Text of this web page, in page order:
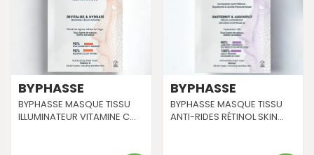
BYPHASSE
BYPHASSE MASQUE TISSU
ILLUMINATEUR VITAMINE C...
BYPHASSE
BYPHASSE MASQUE TISSU
ANTI-RIDES RÉTINOL SKIN...